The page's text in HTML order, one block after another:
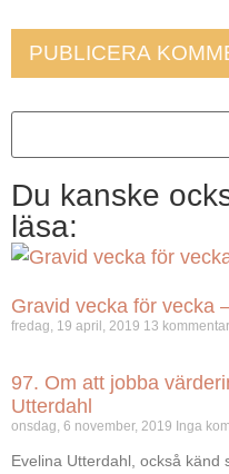
Du kanske
läsa:
Gravid vecka för vecka
fredag, 19 april, 2019 13
97. Om att jobba
Utterdahl
onsdag, 6 november, 2019 Inga
Evelina Utterdahl, också känd